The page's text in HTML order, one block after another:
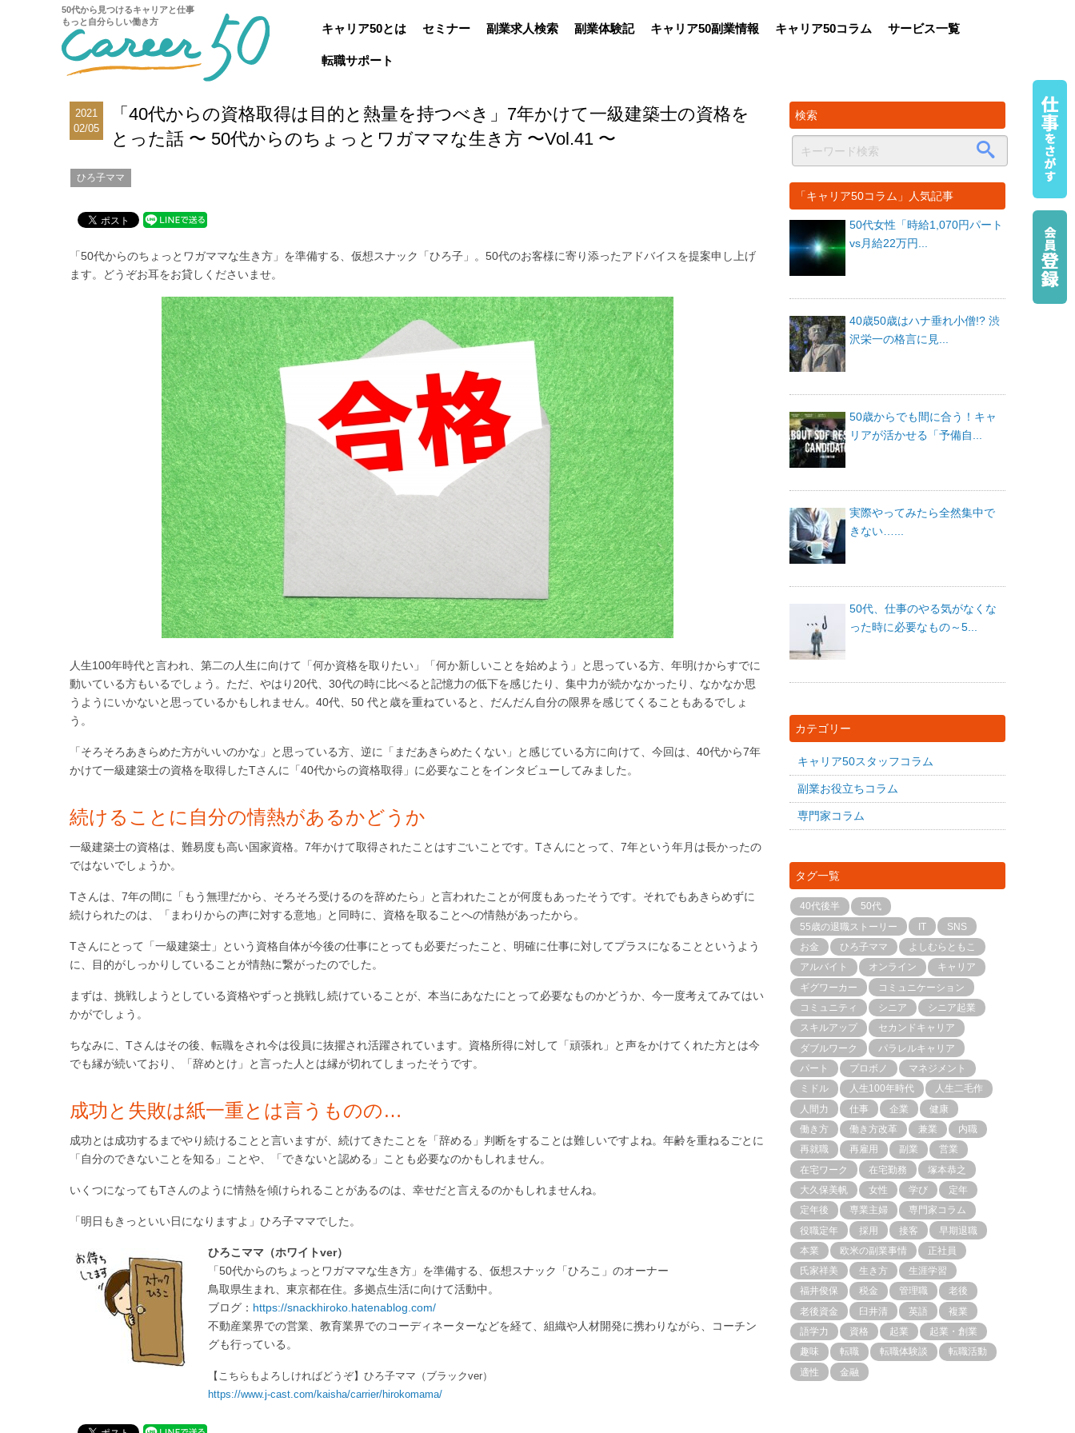
50代から見つけるキャリアと仕事
もっと自分らしい働き方
キャリア50とは セミナー 副業求人検索 副業体験記 キャリア50副業情報 キャリア50コラム サービス一覧
転職サポート
2021
02/05
「40代からの資格取得は目的と熱量を持つべき」7年かけて一級建築士の資格を
とった話 〜 50代からのちょっとワガママな生き方 〜Vol.41 〜
ひろ子ママ
「50代からのちょっとワガママな生き方」を準備する、仮想スナック「ひろ子」。50代のお客様に寄り添ったアドバイスを提案申し上げ
ます。どうぞお耳をお貸しくださいませ。
人生100年時代と言われ、第二の人生に向けて「何か資格を取りたい」「何か新しいことを始めよう」と思っている方、年明けからすでに
動いている方もいるでしょう。ただ、やはり20代、30代の時に比べると記憶力の低下を感じたり、集中力が続かなかったり、なかなか思
うようにいかないと思っているかもしれません。40代、50 代と歳を重ねていると、だんだん自分の限界を感じてくることもあるでしょ
う。
「そろそろあきらめた方がいいのかな」と思っている方、逆に「まだあきらめたくない」と感じている方に向けて、今回は、40代から7年
かけて一級建築士の資格を取得したTさんに「40代からの資格取得」に必要なことをインタビューしてみました。
続けることに自分の情熱があるかどうか
一級建築士の資格は、難易度も高い国家資格。7年かけて取得されたことはすごいことです。Tさんにとって、7年という年月は長かったの
ではないでしょうか。
Tさんは、7年の間に「もう無理だから、そろそろ受けるのを辞めたら」と言われたことが何度もあったそうです。それでもあきらめずに
続けられたのは、「まわりからの声に対する意地」と同時に、資格を取ることへの情熱があったから。
Tさんにとって「一級建築士」という資格自体が今後の仕事にとっても必要だったこと、明確に仕事に対してプラスになることというよう
に、目的がしっかりしていることが情熱に繋がったのでした。
まずは、挑戦しようとしている資格やずっと挑戦し続けていることが、本当にあなたにとって必要なものかどうか、今一度考えてみてはい
かがでしょう。
ちなみに、Tさんはその後、転職をされ今は役員に抜擢され活躍されています。資格所得に対して「頑張れ」と声をかけてくれた方とは今
でも縁が続いており、「辞めとけ」と言った人とは縁が切れてしまったそうです。
成功と失敗は紙一重とは言うものの…
成功とは成功するまでやり続けることと言いますが、続けてきたことを「辞める」判断をすることは難しいですよね。年齢を重ねるごとに
「自分のできないことを知る」ことや、「できないと認める」ことも必要なのかもしれません。
いくつになってもTさんのように情熱を傾けられることがあるのは、幸せだと言えるのかもしれませんね。
「明日もきっといい日になりますよ」ひろ子ママでした。
ひろこママ（ホワイトver）
「50代からのちょっとワガママな生き方」を準備する、仮想スナック「ひろこ」のオーナー
鳥取県生まれ、東京都在住。多拠点生活に向けて活動中。
ブログ： https://snackhiroko.hatenablog.com/
不動産業界での営業、教育業界でのコーディネーターなどを経て、組織や人材開発に携わりながら、コーチン
グも行っている。
【こちらもよろしければどうぞ】ひろ子ママ（ブラックver）
https://www.j-cast.com/kaisha/carrier/hirokomama/
検索
「キャリア50コラム」人気記事
50代女性「時給1,070円パート
vs月給22万円...
40歳50歳はハナ垂れ小僧!? 渋
沢栄一の格言に見...
50歳からでも間に合う！キャ
リアが活かせる「予備自...
実際やってみたら全然集中で
きない…...
50代、仕事のやる気がなくな
った時に必要なもの～5...
カテゴリー
キャリア50スタッフコラム
副業お役立ちコラム
専門家コラム
タグ一覧
40代後半
50代
55歳の退職ストーリー
IT
SNS
お金
ひろ子ママ
よしむらともこ
アルバイト
オンライン
キャリア
ギグワーカー
コミュニケーション
コミュニティ
シニア
シニア起業
スキルアップ
セカンドキャリア
ダブルワーク
パラレルキャリア
パート
プロボノ
マネジメント
ミドル
人生100年時代
人生二毛作
人間力
仕事 企業
健康
働き方
働き方改革 兼業
内職
再就職
再雇用 副業
営業
在宅ワーク
在宅勤務
塚本恭之
大久保美帆
女性 学び
定年
定年後
専業主婦
専門家コラム
役職定年
採用 接客
早期退職
本業
欧米の副業事情
正社員
氏家祥美
生き方
生涯学習
福井俊保
税金 管理職
老後
老後資金
臼井清 英語
複業
語学力
資格 起業
起業・創業
趣味
転職 転職体験談
転職活動
適性
金融